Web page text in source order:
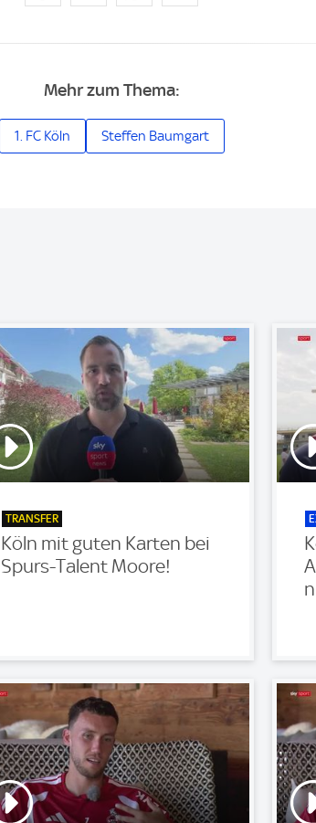
Mehr zum Thema:
1. FC Köln Steffen Baumgart
TRANSFER
Köln mit guten Karten bei
Spurs-Talent Moore!